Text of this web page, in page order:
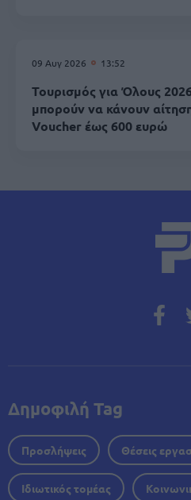
09 Αυγ 2026 13:52
Τουρισμός για Όλους
μπορούν να κάνουν
Voucher έως 600 ευρώ
Δημοφιλή Tag
Προσλήψεις Θέσεις
Ιδιωτικός τομέας